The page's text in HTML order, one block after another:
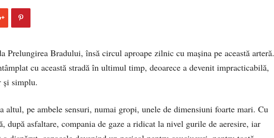
Prelungirea Bradului, însă circul aproape zilnic cu maşina pe această arteră.
cu această stradă în ultimul timp, deoarece a devenit impracticabilă,
şi simplu.
altul, pe ambele sensuri, numai gropi, unele de dimensiuni foarte mari. Cu
după asfaltare, compania de gaze a ridicat la nivel gurile de aeresire, iar